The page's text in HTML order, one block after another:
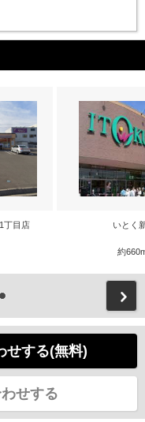
丁目店 いとく
約
せする(無料)
せする